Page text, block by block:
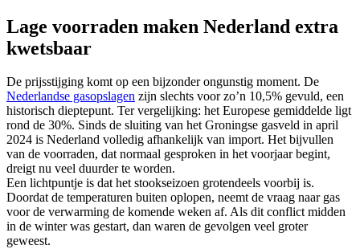
Lage voorraden maken Nederland extra
kwetsbaar
De prijsstijging komt op een bijzonder ongunstig moment. De
Nederlandse gasopslagen zijn slechts voor zo’n 10,5% gevuld, een
historisch dieptepunt. Ter vergelijking: het Europese gemiddelde ligt
rond de 30%. Sinds de sluiting van het Groningse gasveld in april
2024 is Nederland volledig afhankelijk van import. Het bijvullen
van de voorraden, dat normaal gesproken in het voorjaar begint,
dreigt nu veel duurder te worden.
Een lichtpuntje is dat het stookseizoen grotendeels voorbij is.
Doordat de temperaturen buiten oplopen, neemt de vraag naar gas
voor de verwarming de komende weken af. Als dit conflict midden
in de winter was gestart, dan waren de gevolgen veel groter
geweest.